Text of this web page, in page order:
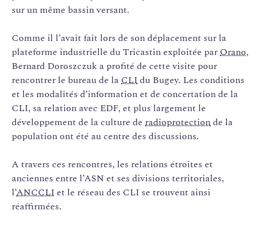
sur un même bassin versant.
Comme il l’avait fait lors de son déplacement sur la
plateforme industrielle du Tricastin exploitée parOrano,
Bernard Doroszczuk a profité de cette visite pour
rencontrer le bureau de laCLIdu Bugey. Les conditions
et les modalités d’information et de concertation de la
CLI, sa relation avec EDF, et plus largement le
développement de la culture de radioprotectionde la
population ont été au centre des discussions.
A travers ces rencontres, les relations étroites et
anciennes entre l’ASN et ses divisions territoriales,
l’ANCCLI et le réseau des CLI se trouvent ainsi
réaffirmées.